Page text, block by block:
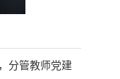
分管教师党建